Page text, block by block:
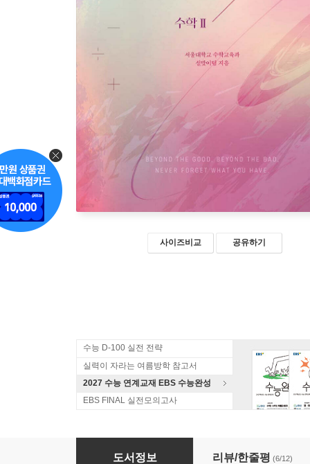
사이즈비교 공유하기
수능 D-100 실전 전략
실력이 자라는 여름방학 참고서
2027 수능 연계교재 EBS 수능완성
EBS FINAL 실전모의고사
2025 설맞이 아카이브 수학2 (2024년)
도서정보 리뷰/한줄평 (6/12)